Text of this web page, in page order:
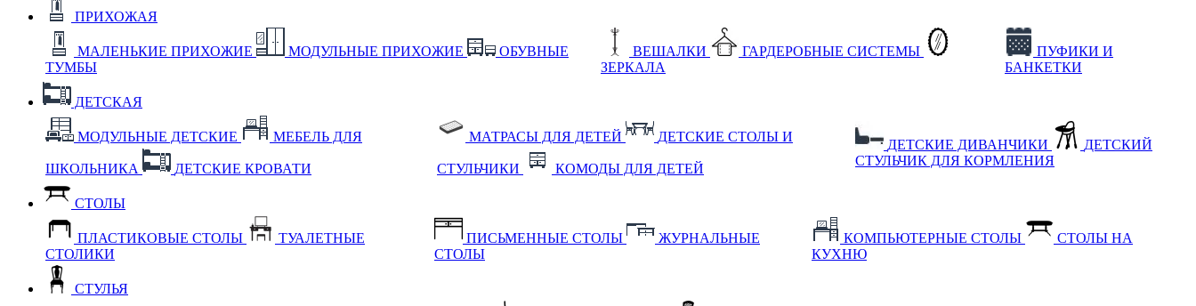
ПРИХОЖАЯ
МАЛЕНЬКИЕ ПРИХОЖИЕ МОДУЛЬНЫЕ ПРИХОЖИЕ
ОБУВНЫЕ
ТУМБЫ
ВЕШАЛКИ
ГАРДЕРОБНЫЕ СИСТЕМЫ
ЗЕРКАЛА
ПУФИКИ И
БАНКЕТКИ
ДЕТСКАЯ
МОДУЛЬНЫЕ ДЕТСКИЕ МЕБЕЛЬ ДЛЯ
ШКОЛЬНИКА ДЕТСКИЕ КРОВАТИ
МАТРАСЫ ДЛЯ ДЕТЕЙ ДЕТСКИЕ СТОЛЫ И
СТУЛЬЧИКИ КОМОДЫ ДЛЯ ДЕТЕЙ
ДЕТСКИЕ ДИВАНЧИКИ
ДЕТСКИЙ
СТУЛЬЧИК ДЛЯ КОРМЛЕНИЯ
СТОЛЫ
ПЛАСТИКОВЫЕ СТОЛЫ
ТУАЛЕТНЫЕ
СТОЛИКИ
ПИСЬМЕННЫЕ СТОЛЫ
ЖУРНАЛЬНЫЕ
СТОЛЫ
КОМПЬЮТЕРНЫЕ СТОЛЫ
СТОЛЫ НА
КУХНЮ
СТУЛЬЯ